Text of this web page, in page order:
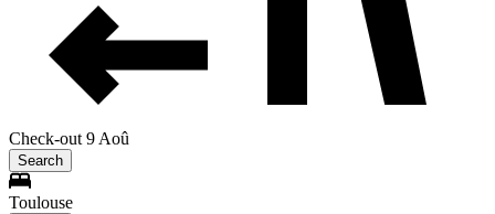
Check-out 9 Aoû
Search
Toulouse